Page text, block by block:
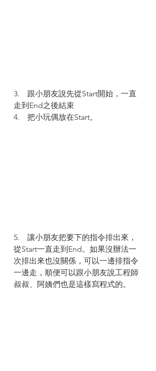
3.    跟小朋友說先從Start開始，一直
走到End之後結束
4.    把小玩偶放在Start。
5.    讓小朋友把要下的指令排出來，
從Start一直走到End。如果沒辦法一
次排出來也沒關係，可以一邊排指令
一邊走，順便可以跟小朋友說工程師
叔叔、阿姨們也是這樣寫程式的。